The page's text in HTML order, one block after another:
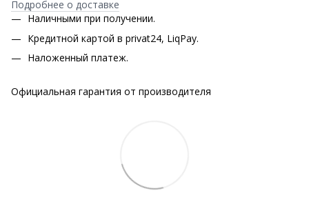
Подробнее о доставке
Наличными при получении.
Кредитной картой в privat24, LiqPay.
Наложенный платеж.
Официальная гарантия от производителя